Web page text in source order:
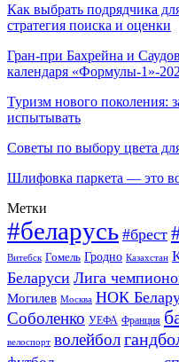
Как выбрать подрядчика
стратегия поиска и оценки
Гран-при Бахрейна и
календаря «Формулы-1»-
Туризм нового поколения:
испытывать
Советы по выбору цвета
Шлифовка паркета — это
Метки
#беларусь #брест
Витебск Гомель Гродно Казахстан
Беларуси Лига
Могилев Москва НОК
Соболенко УЕФА Франция
велоспорт волейбол